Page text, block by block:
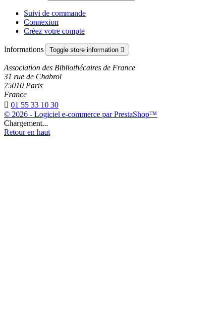
Suivi de commande
Connexion
Créez votre compte
Informations Toggle store information 
Association des Bibliothécaires de France
31 rue de Chabrol
75010 Paris
France
 01 55 33 10 30
© 2026 - Logiciel e-commerce par PrestaShop™
Chargement...
Retour en haut